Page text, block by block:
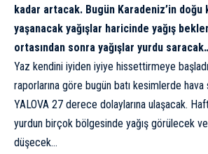
kadar artacak. Bugün Karadeniz’in doğu
yaşanacak yağışlar haricinde yağış
ortasından sonra yağışlar yurdu
Yaz kendini iyiden iyiye hissettirmeye
raporlarına göre bugün batı kesimlerde hava
YALOVA 27 derece dolaylarına ulaşacak.
yurdun birçok bölgesinde yağış görülecek ve
düşecek…